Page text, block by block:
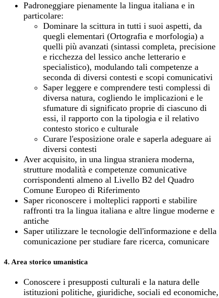
Padroneggiare pienamente la lingua italiana e in
particolare:
Dominare la scittura in tutti i suoi aspetti, da
quegli elementari (Ortografia e morfologia) a
quelli più avanzati (sintassi completa, precisione
e ricchezza del lessico anche letterario e
specialistico), modulando tali competenze a
seconda di diversi contesti e scopi comunicativi
Saper leggere e comprendere testi complessi di
diversa natura, cogliendo le implicazioni e le
sfumature di significato proprie di ciascuno di
essi, il rapporto con la tipologia e il relativo
contesto storico e culturale
Curare l'esposizione orale e saperla adeguare ai
diversi contesti
Aver acquisito, in una lingua straniera moderna,
strutture modalità e competenze comunicative
corrispondenti almeno al Livello B2 del Quadro
Comune Europeo di Riferimento
Saper riconoscere i molteplici rapporti e stabilire
raffronti tra la lingua italiana e altre lingue moderne e
antiche
Saper utilizzare le tecnologie dell'informazione e della
comunicazione per studiare fare ricerca, comunicare
4. Area storico umanistica
Conoscere i presupposti culturali e la natura delle
istituzioni politiche, giuridiche, sociali ed economiche,